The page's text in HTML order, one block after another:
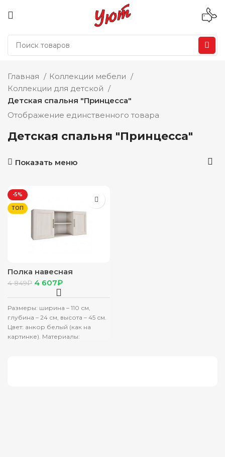
Главная
Коллекции мебели
Коллекции для детской
Детская спальня "Принцесса"
Отображение единственного товара
Детская спальня "Принцесса"
Показать меню
-5%
ТОП
Полка навесная
Принцесса (ЦРК.ПРН.06)
анкор белый
4 849₽ 4 607₽
Размеры: ширина – 110 см,
глубина – 24 см, высота – 45 см.
Цвет: анкор белый (как на
картинке). Материалы: